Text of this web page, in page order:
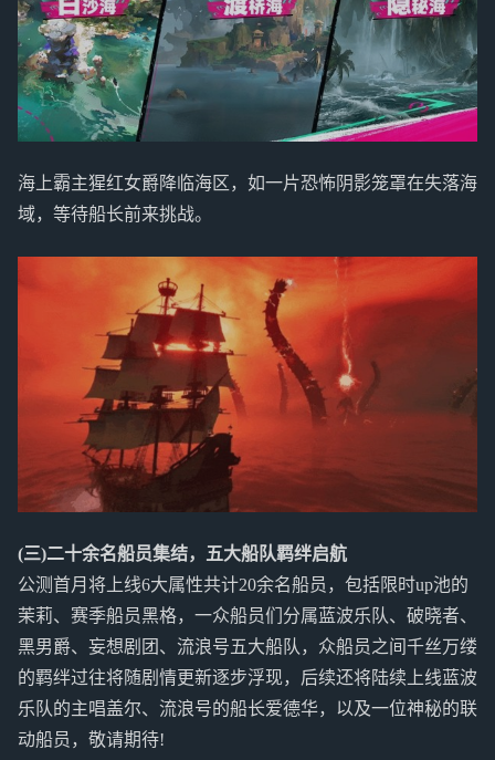
海上霸主猩红女爵降临海区，如一片恐怖阴影笼罩在失落海
域，等待船长前来挑战。
(三)二十余名船员集结，五大船队羁绊启航
公测首月将上线6大属性共计20余名船员，包括限时up池的
茉莉、赛季船员黑格，一众船员们分属蓝波乐队、破晓者、
黑男爵、妄想剧团、流浪号五大船队，众船员之间千丝万缕
的羁绊过往将随剧情更新逐步浮现，后续还将陆续上线蓝波
乐队的主唱盖尔、流浪号的船长爱德华，以及一位神秘的联
动船员，敬请期待!